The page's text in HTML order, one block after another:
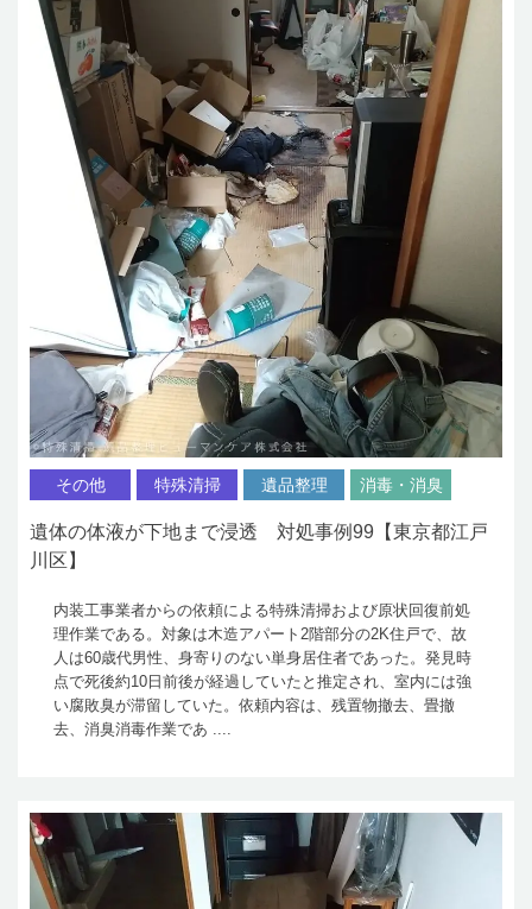
その他 特殊清掃 遺品整理 消毒・消臭
遺体の体液が下地まで浸透 対処事例99【東京都江戸
川区】
内装工事業者からの依頼による特殊清掃および原状回復前処
理作業である。対象は木造アパート2階部分の2K住戸で、故
人は60歳代男性、身寄りのない単身居住者であった。発見時
点で死後約10日前後が経過していたと推定され、室内には強
い腐敗臭が滞留していた。依頼内容は、残置物撤去、畳撤
去、消臭消毒作業であ ....